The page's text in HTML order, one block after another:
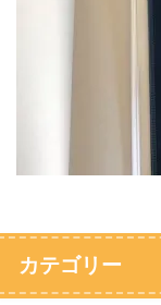
カテゴリー